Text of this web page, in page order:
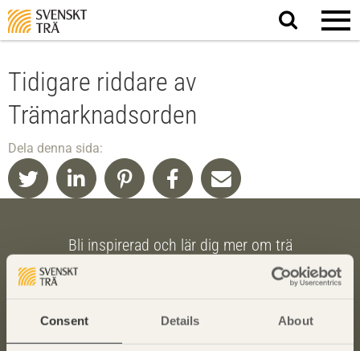
Consent Details About
Sök
på
Tidigare riddare av
Trämarknadsorden
Dela denna sida:
Bli inspirerad och lär dig mer om trä
Anmäl dig här för att få information om publikationer,
seminarier och Svenskt Träs nyhetsbrev
Trä.
Anmäl dig för att få inspiration